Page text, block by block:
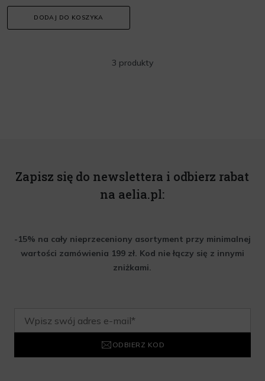
DODAJ DO KOSZYKA
3 produkty
Zapisz się do newslettera i odbierz rabat
na aelia.pl:
-15% na cały nieprzeceniony asortyment przy minimalnej
wartości zamówienia 199 zł. Kod nie łączy się z innymi
zniżkami.
ODBIERZ KOD